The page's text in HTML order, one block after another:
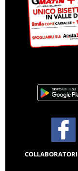
COLLABORATORI